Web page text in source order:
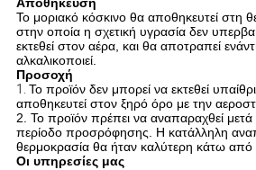
Αποθήκευση
Το μοριακό κόσκινο θα αποθηκευτεί στη
στην οποία η σχετική υγρασία δεν
εκτεθεί στον αέρα, και θα αποτραπεί
αλκαλικοποιεί.
Προσοχή
1. Το προϊόν δεν μπορεί να εκτεθεί
αποθηκευτεί στον ξηρό όρο με την
2. Το προϊόν πρέπει να αναπαραχθεί
περίοδο προσρόφησης. Η κατάλληλη
θερμοκρασία θα ήταν καλύτερη κάτω από
Οι υπηρεσίες μας